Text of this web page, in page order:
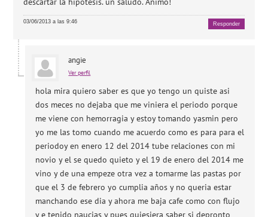
03/06/2013 a las 9:46 Responder
angie
Ver perfil
hola mira quiero saber es que yo tengo un quiste asi
dos meces no dejaba que me viniera el periodo porque
me viene con hemorragia y estoy tomando yasmin pero
yo me las tomo cuando me acuerdo como es para para el
periodoy en enero 12 del 2014 tube relaciones con mi
novio y el se quedo quieto y el 19 de enero del 2014 me
vino y de una empeze otra vez a tomarme las pastas por
que el 3 de febrero yo cumplia años y no queria estar
manchando ese dia y ahora me baja cafe como con flujo
y e tenido naucias y pues quiesiera saber si depronto